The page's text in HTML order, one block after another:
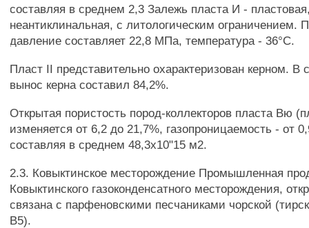
составляя в среднем 2,3 Залежь пласта И -
неантиклинальная, с литологическим ограничением.
давление составляет 22,8 МПа, температура - 36°С.
Пласт II представительно охарактеризован керном. В
вынос керна составил 84,2%.
Открытая пористость пород-коллекторов пласта Вю
изменяется от 6,2 до 21,7%, газопроницаемость - от
составляя в среднем 48,3x10"15 м2.
2.3. Ковыктинское месторождение Промышленная
Ковыктинского газоконденсатного месторождения,
связана с парфеновскими песчаниками чорской
В5).